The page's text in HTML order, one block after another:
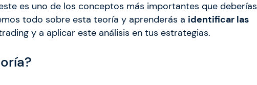
es uno de los conceptos más importantes que deberías
todo sobre esta teoría y aprenderás a identificar las
y a aplicar este análisis en tus estrategias.